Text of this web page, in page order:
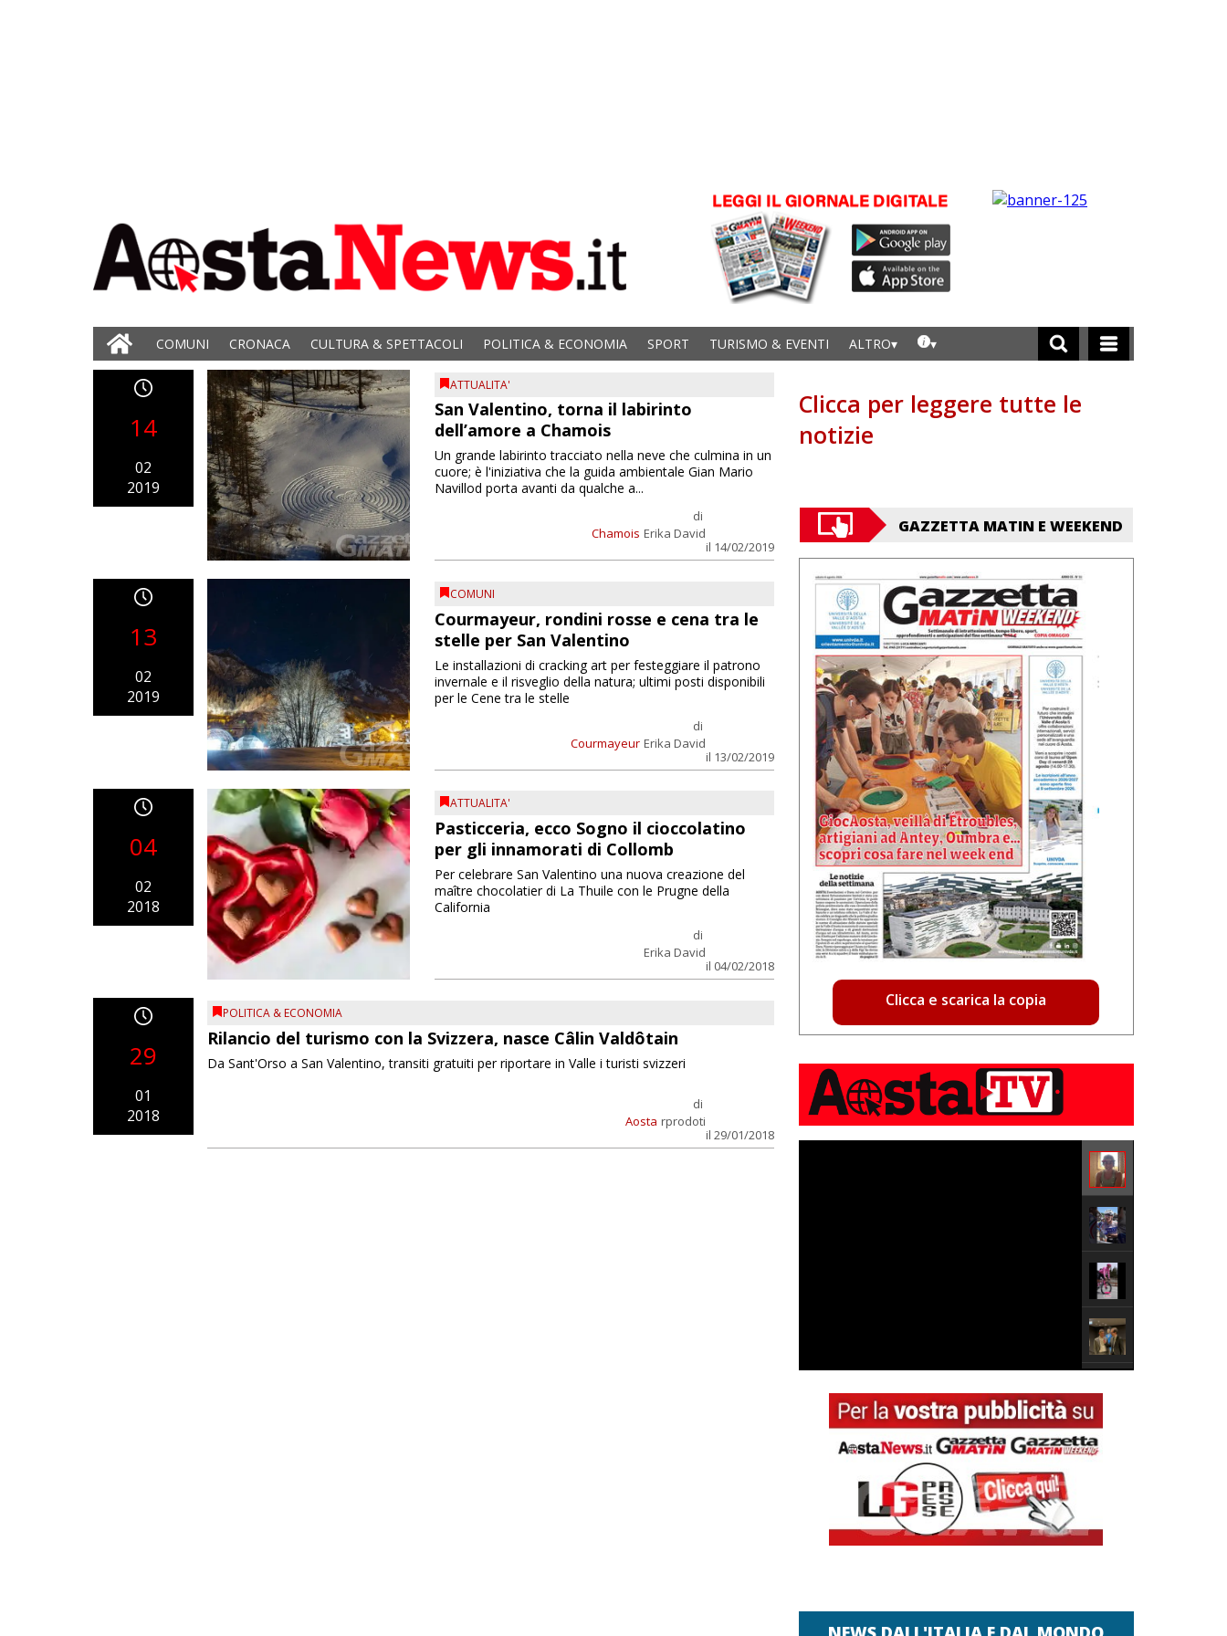
COMUNI CRONACA CULTURA & SPETTACOLI POLITICA & ECONOMIA SPORT TURISMO & EVENTI ALTRO
14
02
2019
ATTUALITA'
San Valentino, torna il labirinto
dell’amore a Chamois
Chamois
di
Erika David
il 14/02/2019
Un grande labirinto tracciato nella neve che culmina in un
cuore; è l'iniziativa che la guida ambientale Gian Mario
Navillod porta avanti da qualche a...
13
02
2019
COMUNI
Courmayeur, rondini rosse e cena tra le
stelle per San Valentino
Courmayeur
di
Erika David
il 13/02/2019
Le installazioni di cracking art per festeggiare il patrono
invernale e il risveglio della natura; ultimi posti disponibili
per le Cene tra le stelle
04
02
2018
ATTUALITA'
Pasticceria, ecco Sogno il cioccolatino
per gli innamorati di Collomb
di
Erika David
il 04/02/2018
Per celebrare San Valentino una nuova creazione del
maître chocolatier di La Thuile con le Prugne della
California
29
01
2018
POLITICA & ECONOMIA
Rilancio del turismo con la Svizzera, nasce Câlin Valdôtain
Aosta
di
rprodoti
il 29/01/2018
Da Sant'Orso a San Valentino, transiti gratuiti per riportare in Valle i turisti svizzeri
Clicca per leggere tutte le
notizie
GAZZETTA MATIN E WEEKEND
Clicca e scarica la copia